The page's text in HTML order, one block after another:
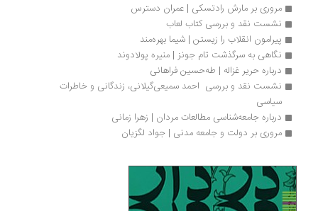
مروری بر مارش رادتسکی | عمران دسترس
نشست نقد و بررسی کتاب لعاب
پیرامون انقلاب را زیستن | شیما بهره‌مند
نگاهی به سرگذشت تام جونز | منیره پولادوند
درباره حریر غزاله | طه‌حسین فراهانی
نشست نقد و بررسی  احمد سمیعی‌گیلانی، زندگانی و خاطرات
درباره جامعه‌شناسی مطالعات مردان | زهرا زمانی
مروری بر دولت و جامعه مدنی | جواد لگزیان